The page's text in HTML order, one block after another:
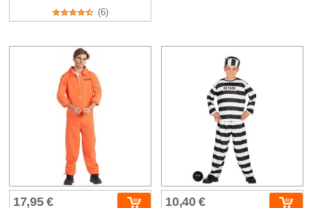
(6)
17,95 € 10,40 €